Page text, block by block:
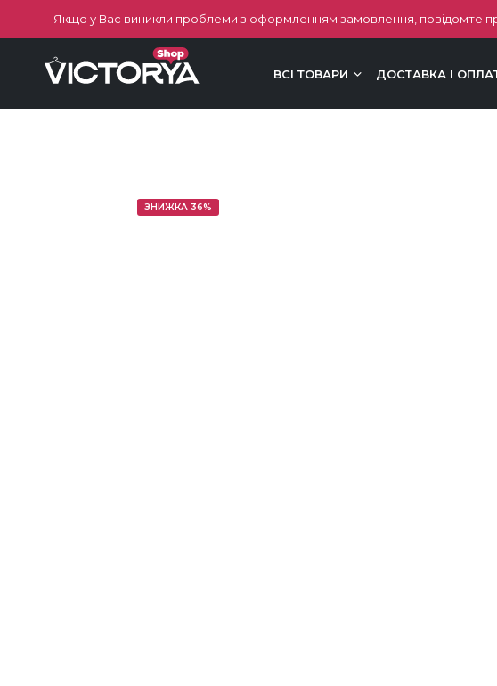
Якщо у Вас виникли проблеми з оформленням замовлення, повідомте
ВСІ ТОВАРИ ДОСТАВКА І
ЗНИЖКА 36%